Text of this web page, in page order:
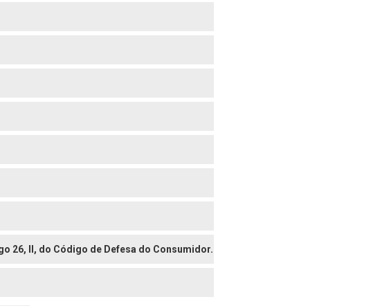
26, II, do Código de Defesa do Consumidor.